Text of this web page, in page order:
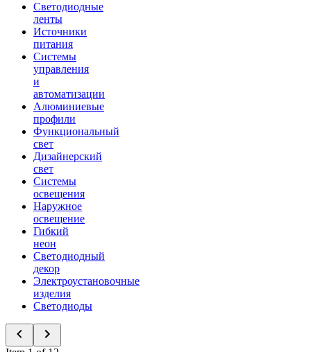
Светодиодные
ленты
Источники
питания
Системы
управления
и
автоматизации
Алюминиевые
профили
Функциональный
свет
Дизайнерский
свет
Системы
освещения
Наружное
освещение
Гибкий
неон
Светодиодный
декор
Электроустановочные
изделия
Светодиоды